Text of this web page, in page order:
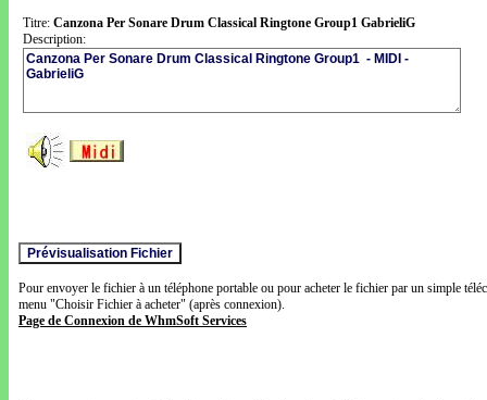
Titre: Canzona Per Sonare Drum Classical Ringtone Group1 GabrieliG
Description:
Pour envoyer le fichier à un téléphone portable ou pour acheter le fichier par un simple
menu "Choisir Fichier à acheter" (après connexion).
Page de Connexion de WhmSoft Services